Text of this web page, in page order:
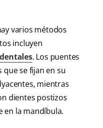
varios métodos
incluyen
. Los puentes
se fijan en su
mientras
dientes postizos
en la mandíbula.